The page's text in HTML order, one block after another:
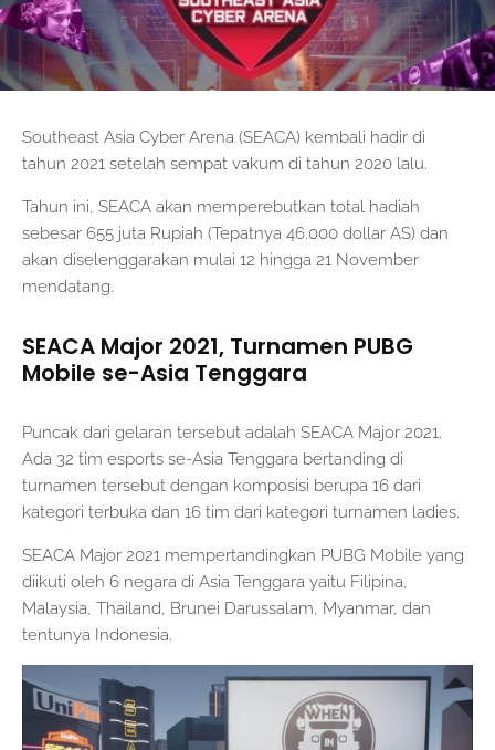
Southeast Asia Cyber Arena (SEACA) kembali hadir di
tahun 2021 setelah sempat vakum di tahun 2020 lalu.
Tahun ini, SEACA akan memperebutkan total hadiah
sebesar 655 juta Rupiah (Tepatnya 46.000 dollar AS) dan
akan diselenggarakan mulai 12 hingga 21 November
mendatang.
SEACA Major 2021, Turnamen PUBG
Mobile se-Asia Tenggara
Puncak dari gelaran tersebut adalah SEACA Major 2021.
Ada 32 tim esports se-Asia Tenggara bertanding di
turnamen tersebut dengan komposisi berupa 16 dari
kategori terbuka dan 16 tim dari kategori turnamen ladies.
SEACA Major 2021 mempertandingkan PUBG Mobile yang
diikuti oleh 6 negara di Asia Tenggara yaitu Filipina,
Malaysia, Thailand, Brunei Darussalam, Myanmar, dan
tentunya Indonesia.